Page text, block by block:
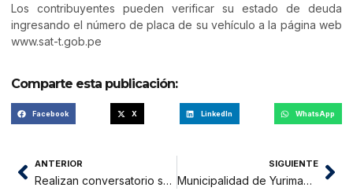
Los contribuyentes pueden verificar su estado de deuda
ingresando el número de placa de su vehículo a la página web
www.sat-t.gob.pe
Comparte esta publicación:
Facebook X LinkedIn WhatsApp
ANTERIOR
Realizan conversatorio sobre las mujeres en la cadena de valor del cacao
SIGUIENTE
Municipalidad de Yurimaguas intenta ordenar comercio ambulatorio